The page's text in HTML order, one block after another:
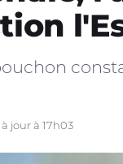
jour à 17h03